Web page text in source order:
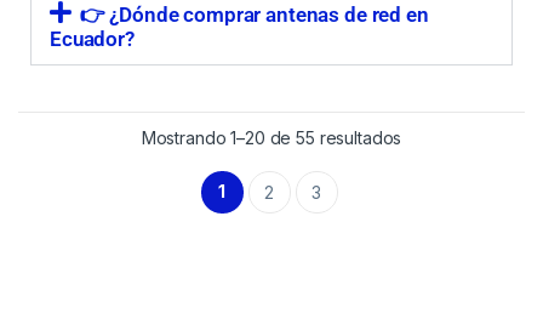
👉 ¿Dónde comprar antenas de red en
Ecuador?
Mostrando 1–20 de 55 resultados
1 2 3